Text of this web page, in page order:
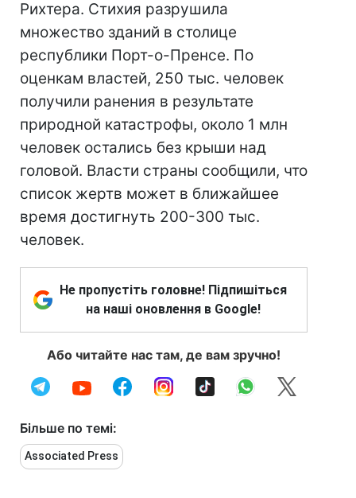
Рихтера. Стихия разрушила
множество зданий в столице
республики Порт-о-Пренсе. По
оценкам властей, 250 тыс. человек
получили ранения в результате
природной катастрофы, около 1 млн
человек остались без крыши над
головой. Власти страны сообщили, что
список жертв может в ближайшее
время достигнуть 200-300 тыс.
человек.
Не пропустіть головне! Підпишіться
на наші оновлення в Google!
Або читайте нас там, де вам зручно!
Більше по темі:
Associated Press